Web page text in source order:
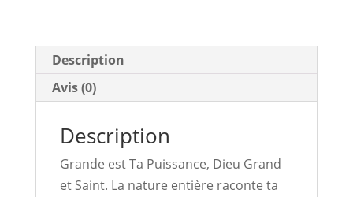
Description
Avis (0)
Description
Grande est Ta Puissance, Dieu Grand
et Saint. La nature entière raconte ta